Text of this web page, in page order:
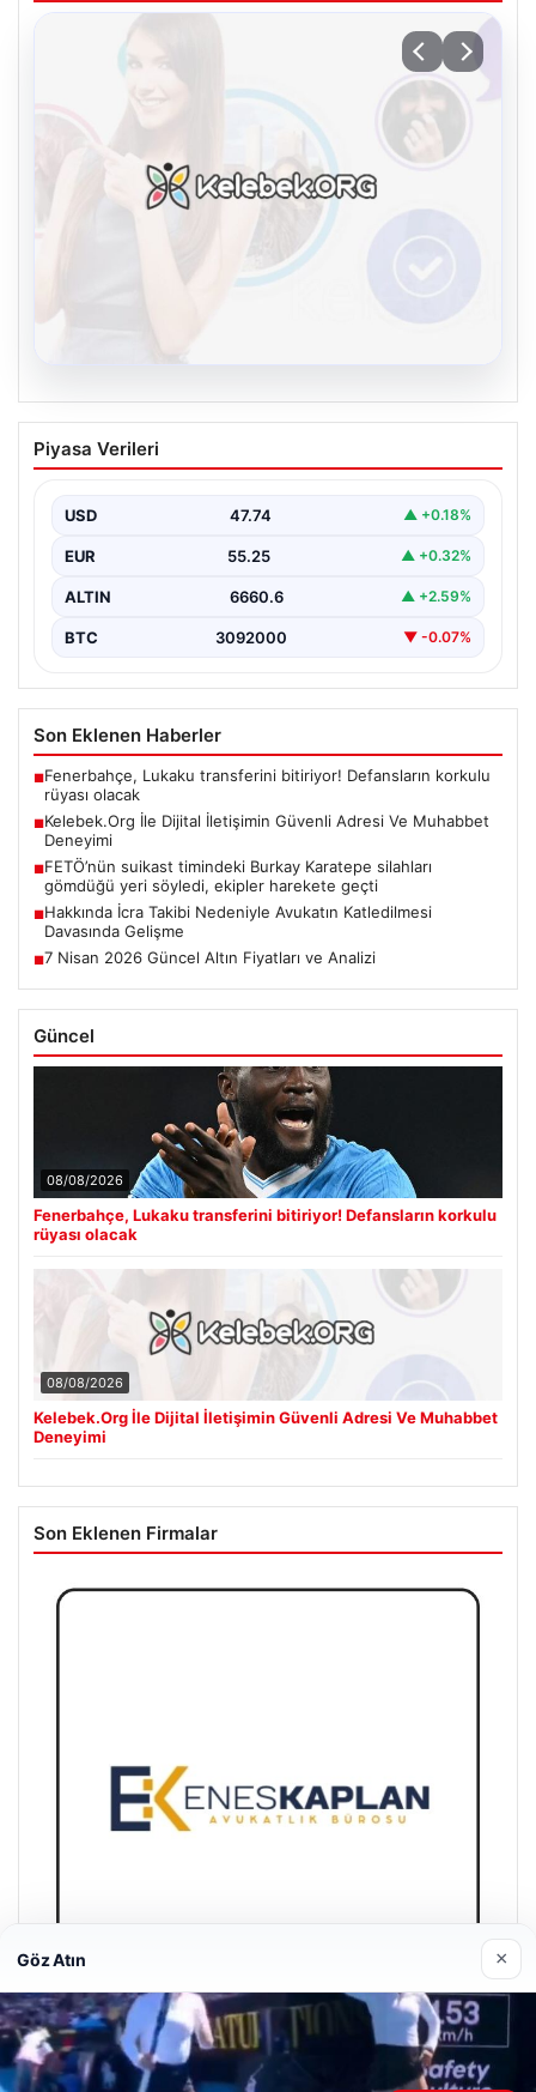
Kelebek.Org İle Dijital İletişimin Güvenli
Adresi Ve Muhabbet Deneyimi
oluşturması ciddi bir hassasiyet barındırmaktadır.
Günümüzde birçok…
Piyasa Verileri
USD 47.74 ▲ +0.18%
EUR 55.25 ▲ +0.32%
ALTIN 6660.6 ▲ +2.59%
BTC 3092000 ▼ -0.07%
Son Eklenen Haberler
■Fenerbahçe, Lukaku transferini bitiriyor! Defansların korkulu
rüyası olacak
■Kelebek.Org İle Dijital İletişimin Güvenli Adresi Ve Muhabbet
Deneyimi
■FETÖ’nün suikast timindeki Burkay Karatepe silahları
gömdüğü yeri söyledi, ekipler harekete geçti
■Hakkında İcra Takibi Nedeniyle Avukatın Katledilmesi
Davasında Gelişme
■7 Nisan 2026 Güncel Altın Fiyatları ve Analizi
Güncel
08/08/2026
Fenerbahçe, Lukaku transferini bitiriyor! Defansların korkulu
rüyası olacak
08/08/2026
Kelebek.Org İle Dijital İletişimin Güvenli Adresi Ve Muhabbet
Deneyimi
Son Eklenen Firmalar
Enes Kaplan Avukatlık Bürosu
28/04/2026
Göz Atın ×